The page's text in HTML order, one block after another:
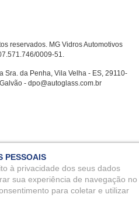
reservados. MG Vidros Automotivos
0009-51.
Sra. da Penha, Vila Velha - ES, 29110-
- dpo@autoglass.com.br
PESSOAIS
à privacidade dos seus dados
sua experiência de navegação no
para coletar e utilizar